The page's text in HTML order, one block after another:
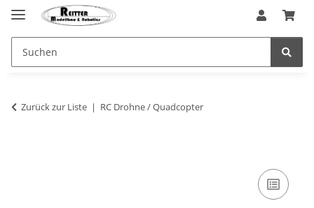
Zurück zur Liste RC Drohne / Quadcopter